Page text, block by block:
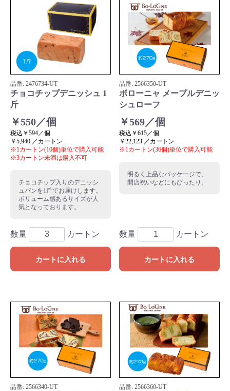
品番: 2476734-UT
チョコチップデニッシュ 1
斤
￥550／個
税込￥594／個
￥5,940 ／カートン
※1カートン(10個)単位で購入可能
※3カートン未満は購入不可
チョコチップ入りのデニッシ
ュパンを1斤でお届けします。
ボリューム感あるサイズが人
気となっております。
数量 カートン
カートに入れる
品番: 2566350-UT
ボローニャ メープルデニッ
シュローフ
￥569／個
税込￥615／個
￥22,123 ／カートン
※1カートン(36個)単位で購入可能
明るく上品なパッケージで、
開店祝いなどにもぴったり。
数量 カートン
カートに入れる
品番: 2566340-UT 品番: 2566360-UT